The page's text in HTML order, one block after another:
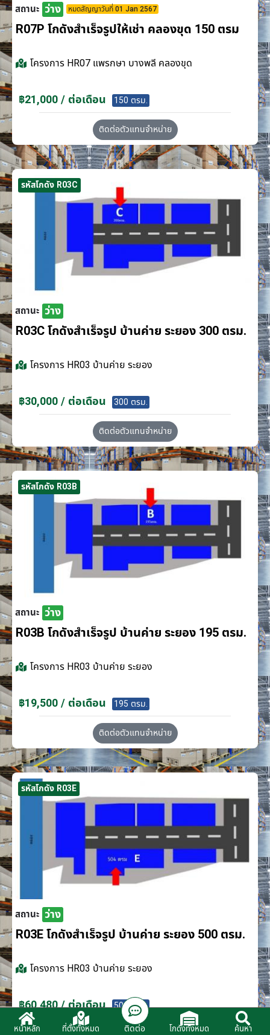
สถานะ ว่าง หมดสัญญาวันที่ 01 Jan 2567
R07P โกดังสำเร็จรูปให้เช่า คลองขุด 150 ตรม
โครงการ HR07 แพรกษา บางพลี คลองขุด
฿21,000 / ต่อเดือน 150 ตรม.
ติดต่อตัวแทนจำหน่าย
รหัสโกดัง R03C
สถานะ ว่าง
R03C โกดังสำเร็จรูป บ้านค่าย ระยอง 300 ตรม.
โครงการ HR03 บ้านค่าย ระยอง
฿30,000 / ต่อเดือน 300 ตรม.
ติดต่อตัวแทนจำหน่าย
รหัสโกดัง R03B
สถานะ ว่าง
R03B โกดังสำเร็จรูป บ้านค่าย ระยอง 195 ตรม.
โครงการ HR03 บ้านค่าย ระยอง
฿19,500 / ต่อเดือน 195 ตรม.
ติดต่อตัวแทนจำหน่าย
รหัสโกดัง R03E
สถานะ ว่าง
R03E โกดังสำเร็จรูป บ้านค่าย ระยอง 500 ตรม.
โครงการ HR03 บ้านค่าย ระยอง
฿60,480 / ต่อเดือน 500 ตรม.
หน้าหลัก ที่ตั้งทั้งหมด ติดต่อ โกดังทั้งหมด ค้นหา